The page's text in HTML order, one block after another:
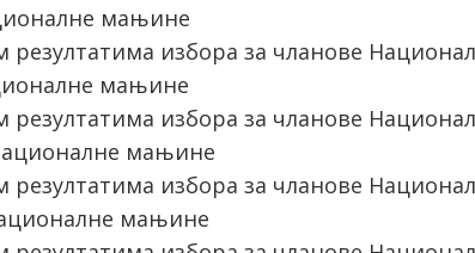
мањине
избора за чланове
мањине
избора за чланове
мањине
избора за чланове
мањине